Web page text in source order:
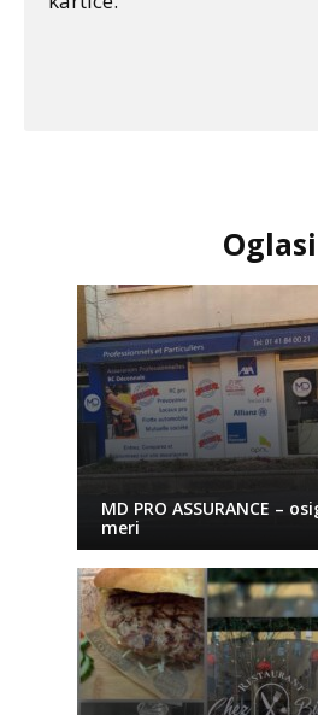
Oglasi
MD PRO ASSURANCE –
meri